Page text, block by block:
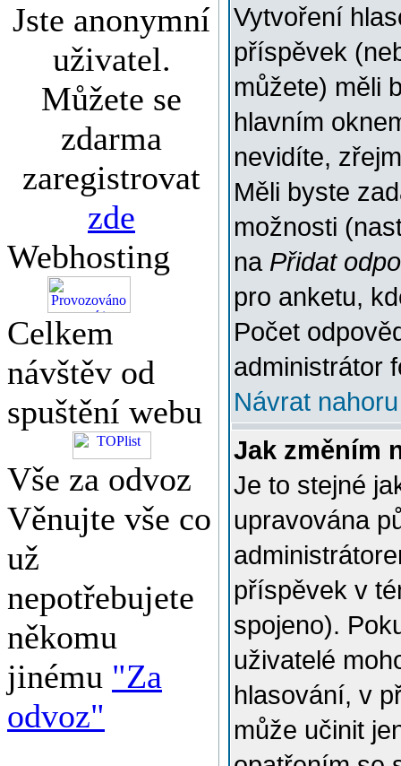
Jste anonymní
uživatel.
Můžete se
zdarma
zaregistrovat
zde
Webhosting
Celkem
návštěv od
spuštění webu
Vše za odvoz
Věnujte vše co
už
nepotřebujete
někomu
jinému "Za
odvoz"
Vytvoření
příspěvek
můžete) měli
hlavním
nevidíte,
Měli byste
možnosti
na Přidat
pro anketu,
Počet
administrátor
Návrat nahoru
Jak změním
Je to stejné
upravována
příspěvek v
spojeno).
uživatelé
hlasování, v
může učinit